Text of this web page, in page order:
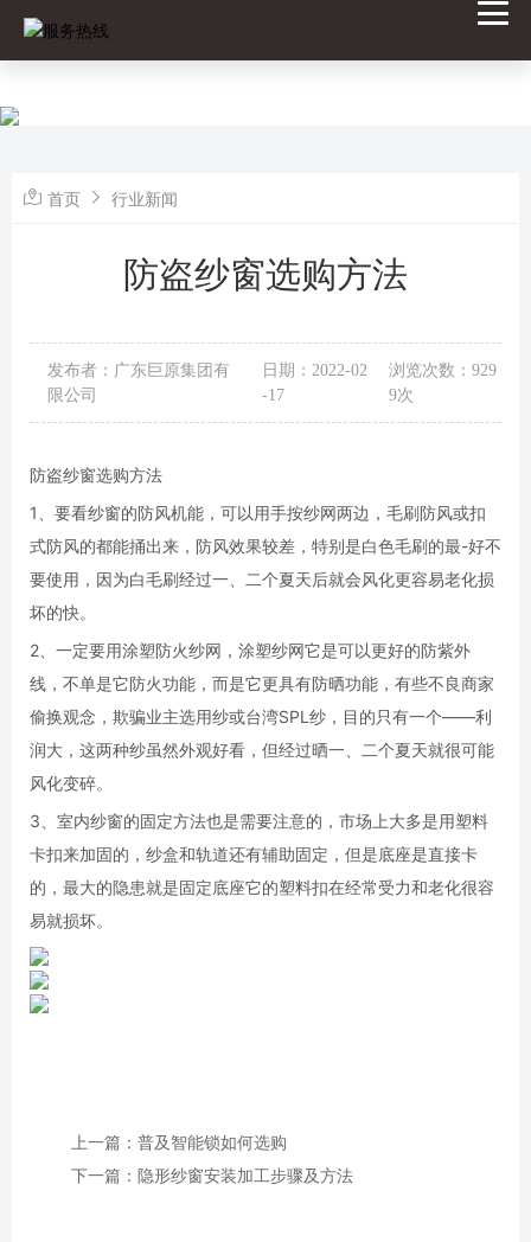
首页 行业新闻
防盗纱窗选购方法
发布者：广东巨原集团有
限公司
日期：2022-02
-17
浏览次数：929
9次
防盗纱窗选购方法
1、要看纱窗的防风机能，可以用手按纱网两边，毛刷防风或扣
式防风的都能捅出来，防风效果较差，特别是白色毛刷的最-好不
要使用，因为白毛刷经过一、二个夏天后就会风化更容易老化损
坏的快。
2、一定要用涂塑防火纱网，涂塑纱网它是可以更好的防紫外
线，不单是它防火功能，而是它更具有防晒功能，有些不良商家
偷换观念，欺骗业主选用纱或台湾SPL纱，目的只有一个——利
润大，这两种纱虽然外观好看，但经过晒一、二个夏天就很可能
风化变碎。
3、室内纱窗的固定方法也是需要注意的，市场上大多是用塑料
卡扣来加固的，纱盒和轨道还有辅助固定，但是底座是直接卡
的，最大的隐患就是固定底座它的塑料扣在经常受力和老化很容
易就损坏。
上一篇：普及智能锁如何选购
下一篇：隐形纱窗安装加工步骤及方法